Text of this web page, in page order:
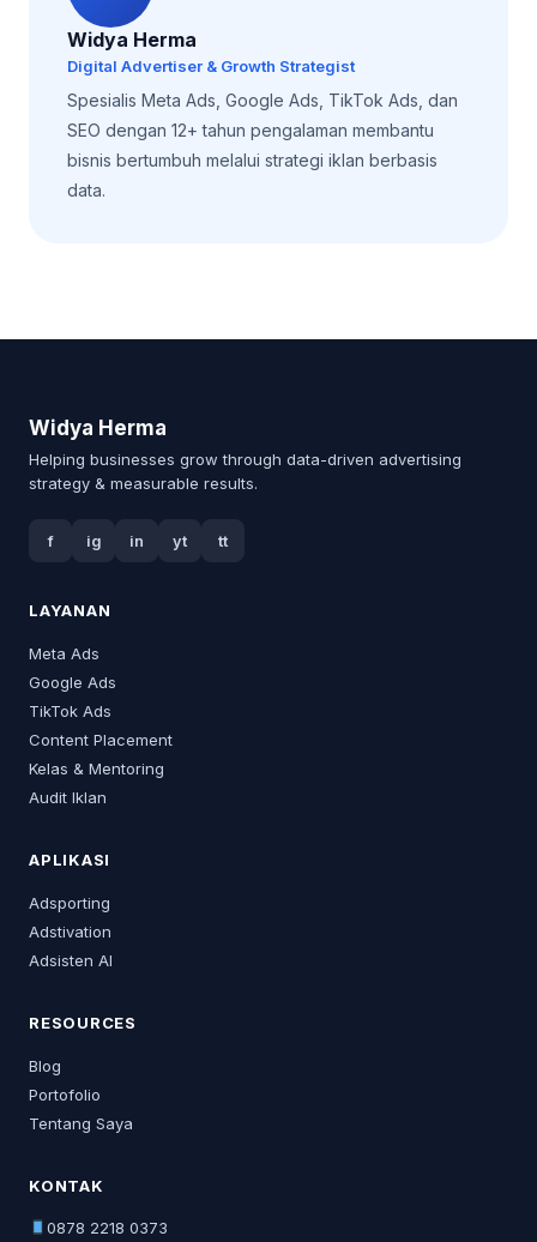
Widya Herma
Digital Advertiser & Growth Strategist
Spesialis Meta Ads, Google Ads, TikTok Ads, dan
SEO dengan 12+ tahun pengalaman membantu
bisnis bertumbuh melalui strategi iklan berbasis
data.
Widya Herma
Helping businesses grow through data-driven advertising
strategy & measurable results.
f ig in yt tt
LAYANAN
Meta Ads
Google Ads
TikTok Ads
Content Placement
Kelas & Mentoring
Audit Iklan
APLIKASI
Adsporting
Adstivation
Adsisten AI
RESOURCES
Blog
Portofolio
Tentang Saya
KONTAK
0878 2218 0373